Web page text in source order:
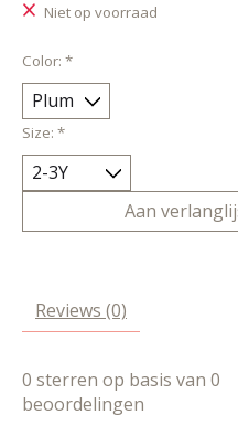
Niet op voorraad
Color: *
Size: *
Aan
Reviews (0)
0 sterren op basis van 0
beoordelingen